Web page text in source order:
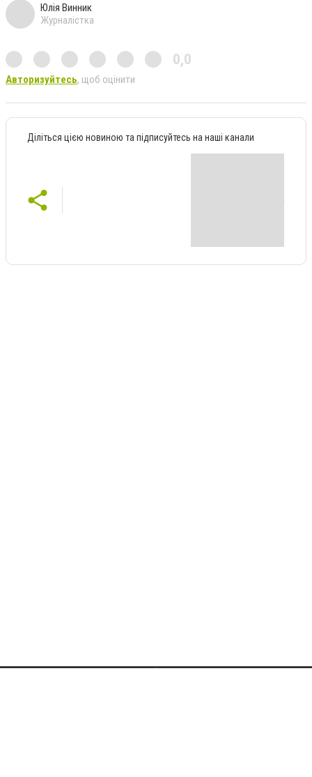
Юлія Винник
Журналістка
0,0
Авторизуйтесь, щоб оцінити
Діліться цією новиною та підписуйтесь на наші канали